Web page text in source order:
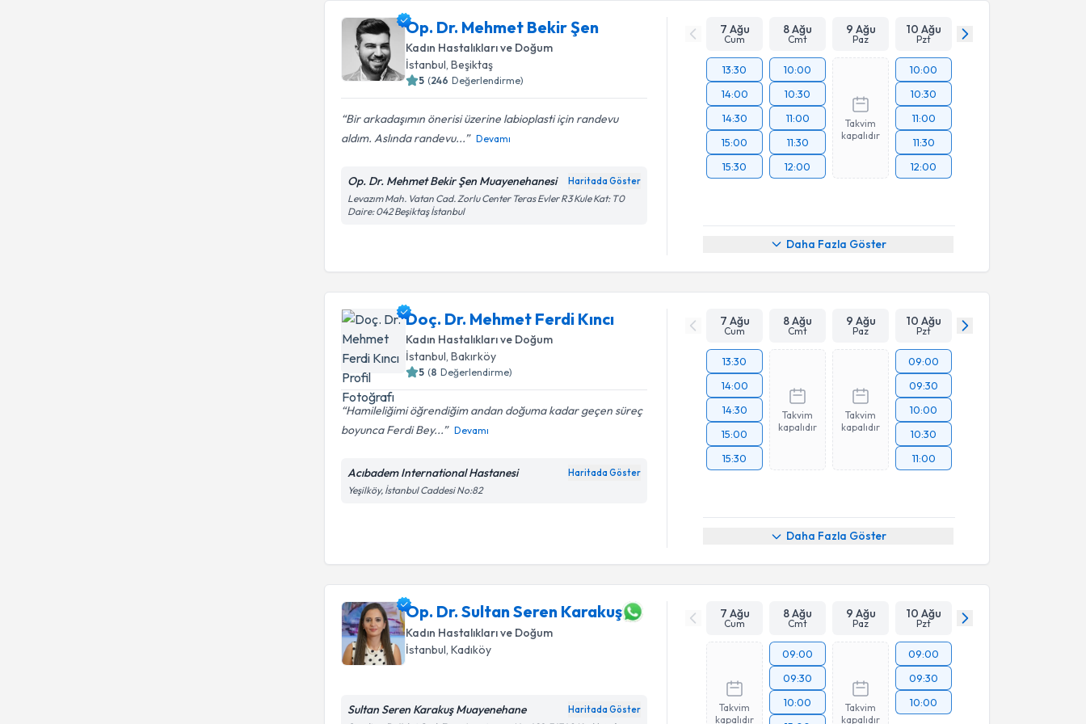
Op. Dr. Mehmet Bekir Şen
Kadın Hastalıkları ve Doğum
İstanbul , Beşiktaş
5 (246 Değerlendirme)
Bir arkadaşımın önerisi üzerine labioplasti için randevu
aldım. Aslında randevu...
Devamı
Op. Dr. Mehmet Bekir Şen Muayenehanesi Haritada Göster
Levazım Mah. Vatan Cad. Zorlu Center Teras Evler R3 Kule Kat: T0
Daire: 042 Beşiktaş İstanbul
7 Ağu
Cum
8 Ağu
Cmt
9 Ağu
Paz
10 Ağu
Pzt
13:30
14:00
14:30
15:00
15:30
10:00
10:30
11:00
11:30
12:00
Takvim
kapalıdır
10:00
10:30
11:00
11:30
12:00
Daha Fazla Göster
Doç. Dr. Mehmet Ferdi Kıncı
Kadın Hastalıkları ve Doğum
İstanbul, Bakırköy
5 (8 Değerlendirme)
Hamileliğimi öğrendiğim andan doğuma kadar geçen süreç
boyunca Ferdi Bey...
Devamı
Acıbadem International Hastanesi Haritada Göster
Yeşilköy, İstanbul Caddesi No:82
7 Ağu
Cum
8 Ağu
Cmt
9 Ağu
Paz
10 Ağu
Pzt
13:30
14:00
14:30
15:00
15:30
Takvim
kapalıdır
Takvim
kapalıdır
09:00
09:30
10:00
10:30
11:00
Daha Fazla Göster
Op. Dr. Sultan Seren Karakuş
Kadın Hastalıkları ve Doğum
İstanbul , Kadıköy
Sultan Seren Karakuş Muayenehane Haritada Göster
7 Ağu
Cum
8 Ağu
Cmt
9 Ağu
Paz
10 Ağu
Pzt
Takvim
kapalıdır
09:00
09:30
10:00
Takvim
kapalıdır
09:00
09:30
10:00